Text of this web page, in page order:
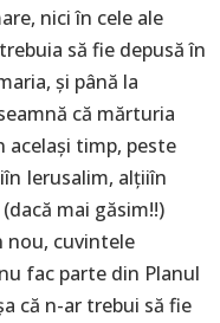
nici în cele ale
să fie depusă în
și până la
că mărturia
același timp, peste
Ierusalim, alțiiîn
mai găsim!!)
nou, cuvintele
fac parte din Planul
că n-ar trebui să fie